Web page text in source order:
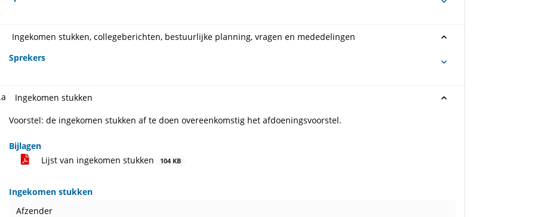
Ingekomen stukken, collegeberichten, bestuurlijke planning, vragen en mededelingen
Sprekers
Ingekomen stukken
Voorstel: de ingekomen stukken af te doen overeenkomstig het afdoeningsvoorstel.
Bijlagen
Lijst van ingekomen stukken
104 KB
Ingekomen stukken
Afzender